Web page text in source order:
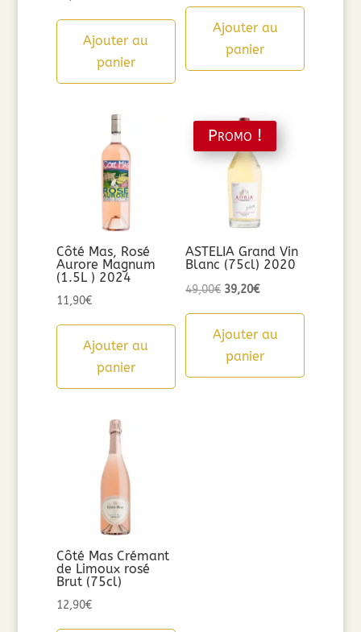
Ajouter au
panier
Ajouter au
panier
Côté Mas, Rosé
Aurore Magnum
(1.5L ) 2024
11,90€
Ajouter au
panier
Promo !
ASTELIA Grand Vin
Blanc (75cl) 2020
49,00€ Le
initial
était :
39,20€Le
actuel
est :
Ajouter au
panier
Côté Mas Crémant
de Limoux rosé
Brut (75cl)
12,90€